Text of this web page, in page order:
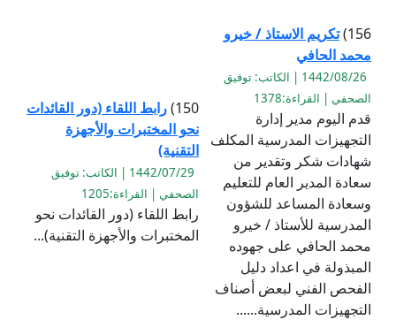
156) تكريم الاستاذ / خيرو
محمد الحافي
1442/08/26 | الكاتب: توفيق
الصحفي | القراءة:1378
قدم اليوم مدير إدارة
التجهيزات المدرسية المكلف
شهادات شكر وتقدير من
سعادة المدير العام للتعليم
وسعادة المساعد للشؤون
المدرسية للأستاذ / خيرو
محمد الحافي على جهوده
المبذولة في اعداد دليل
الفحص الفني لبعض أصناف
التجهيزات المدرسية......
150) رابط اللقاء (دور القائدات
نحو المختبرات والأجهزة
التقنية)
1442/07/29 | الكاتب: توفيق
الصحفي | القراءة:1205
رابط اللقاء (دور القائدات نحو
المختبرات والأجهزة التقنية)...